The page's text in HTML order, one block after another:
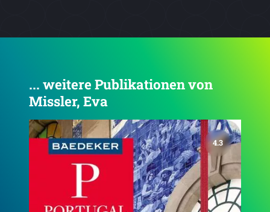
... weitere Publikationen von
Missler, Eva
4.3